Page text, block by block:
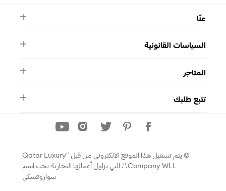
عنّا
الأسئلة الشائعة
اتصل بنا
السياسات القانونية
سياسة الخصوصية
المتاجر
تتبع طلبك
© يتم تشغيل هذا الموقع الالكتروني من قبل "Qatar Luxury
Company WLL."، التي تزاول أعمالها التجارية تحت اسم
سواروفسكي